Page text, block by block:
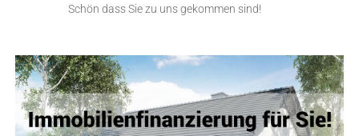
Schön dass Sie zu uns gekommen sind!